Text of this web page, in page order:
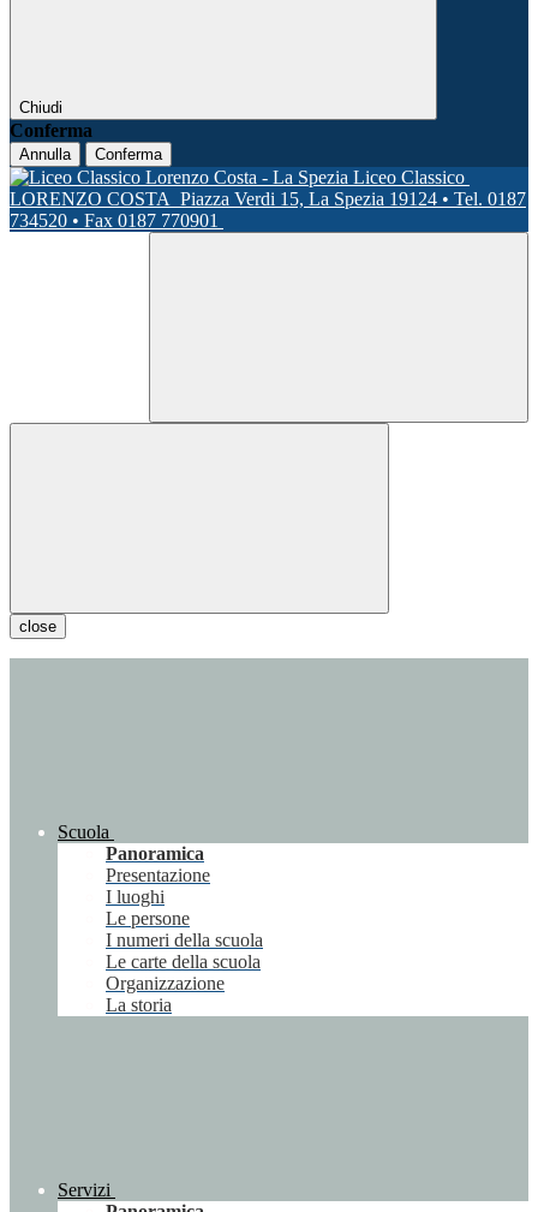
Chiudi
Conferma
Annulla Conferma
Liceo Classico
LORENZO COSTA Piazza Verdi 15, La Spezia 19124 • Tel. 0187
734520 • Fax 0187 770901
close
Scuola
Panoramica
Presentazione
I luoghi
Le persone
I numeri della scuola
Le carte della scuola
Organizzazione
La storia
Servizi